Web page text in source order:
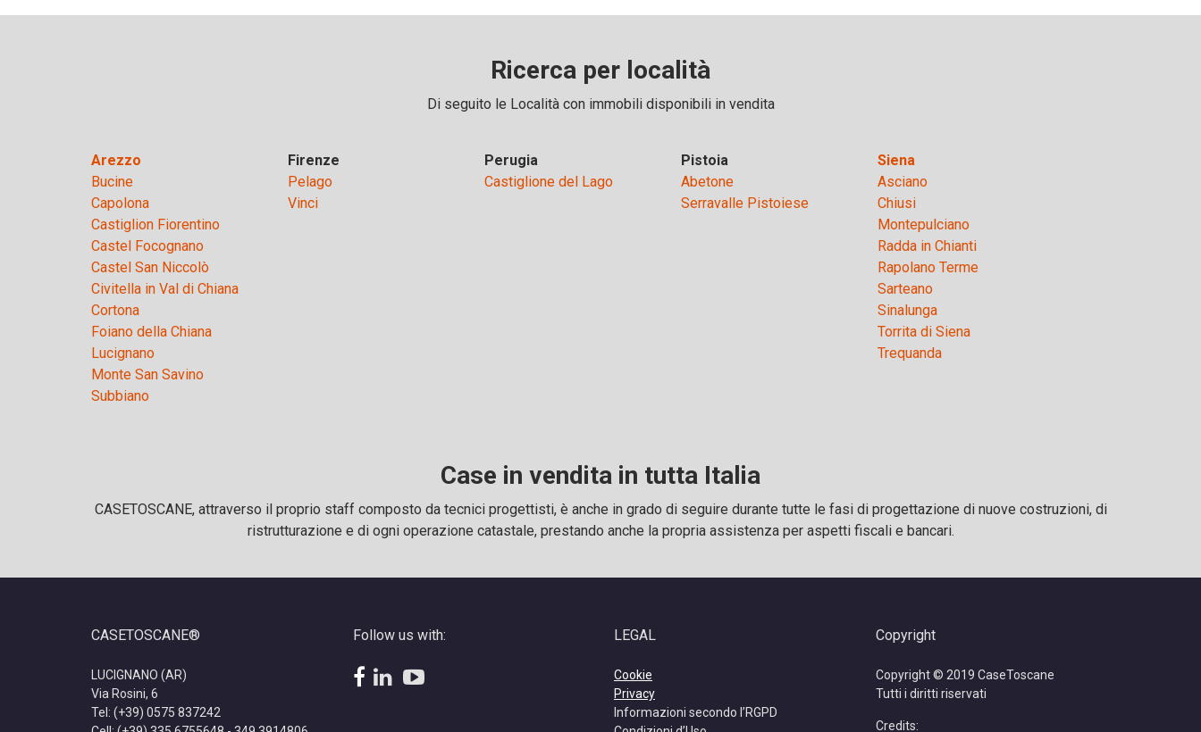
Ricerca per località
Di seguito le Località con immobili disponibili in vendita
Arezzo
Bucine
Capolona
Castiglion Fiorentino
Castel Focognano
Castel San Niccolò
Civitella in Val di Chiana
Cortona
Foiano della Chiana
Lucignano
Monte San Savino
Subbiano
Firenze
Pelago
Vinci
Perugia
Castiglione del Lago
Pistoia
Abetone
Serravalle Pistoiese
Siena
Asciano
Chiusi
Montepulciano
Radda in Chianti
Rapolano Terme
Sarteano
Sinalunga
Torrita di Siena
Trequanda
Case in vendita in tutta Italia
CASETOSCANE, attraverso il proprio staff composto da tecnici progettisti, è anche in grado di seguire durante tutte le fasi di progettazione di nuove costruzioni, di
ristrutturazione e di ogni operazione catastale, prestando anche la propria assistenza per aspetti fiscali e bancari.
CASETOSCANE®
LUCIGNANO (AR)
Via Rosini, 6
Tel: (+39) 0575 837242
Follow us with:
facebook
linkedinYouTube
LEGAL
Cookie
Privacy
Informazioni secondo l’RGPD
Copyright
Copyright © 2019 CaseToscane
Tutti i diritti riservati
Credits: